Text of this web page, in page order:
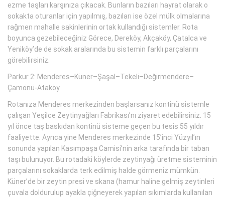
ezme taşları karşınıza çıkacak. Bunların bazıları hayrat olarak o
sokakta oturanlar için yapılmış, bazıları ise özel mülk olmalarına
rağmen mahalle sakinlerinin ortak kullandığı sistemler. Rota
boyunca gezebileceğiniz Görece, Dereköy, Akçaköy, Çatalca ve
Yeniköy’de de sokak aralarında bu sistemin farklı parçalarını
görebilirsiniz.
Parkur 2: Menderes–Küner–Şaşal–Tekeli–Değirmendere–
Çamönü-Ataköy
Rotanıza Menderes merkezinden başlarsanız kontinü sistemle
çalışan Yeşilce Zeytinyağları Fabrikası’nı ziyaret edebilirsiniz. 15
yıl önce taş baskıdan kontinü sisteme geçen bu tesis 55 yıldır
faaliyette. Ayrıca yine Menderes merkezinde 15’inci Yüzyıl’ın
sonunda yapılan Kasımpaşa Camisi’nin arka tarafında bir taban
taşı bulunuyor. Bu rotadaki köylerde zeytinyağı üretme sisteminin
parçalarını sokaklarda terk edilmiş halde görmeniz mümkün.
Küner’de bir zeytin presi ve skana (hamur haline gelmiş zeytinleri
çuvala doldurulup ayakla çiğneyerek yapılan sıkımlarda kullanılan